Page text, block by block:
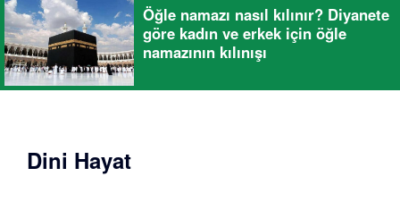
Öğle namazı nasıl kılınır? Diyanete
göre kadın ve erkek için öğle
namazının kılınışı
Dini Hayat